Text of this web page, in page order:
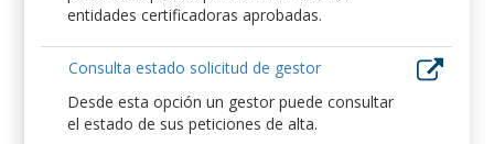
entidades certificadoras aprobadas.
Consulta estado solicitud de gestor
Desde esta opción un gestor puede consultar
el estado de sus peticiones de alta.